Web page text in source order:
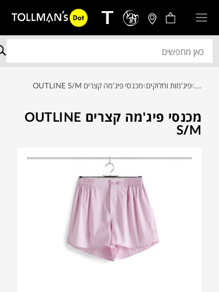
... פיג'מות וחלוקים מכנסי פיג'מה קצרים OUTLINE S/M
מכנסי פיג'מה קצרים OUTLINE
S/M